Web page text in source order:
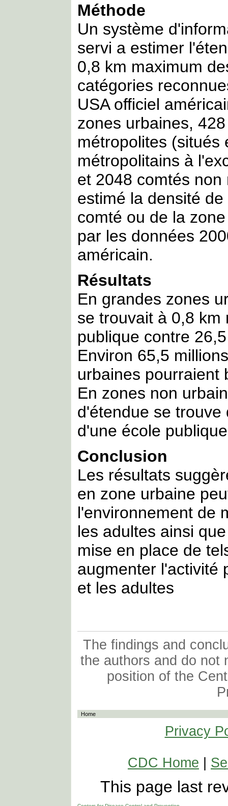
Méthode
Un système
servi a estimer
0,8 km maximum
catégories
USA officiel
zones urbaines,
métropolites (situés
métropolitains à
et 2048 comtés
estimé la densité
comté ou de la
par les données
américain.
Résultats
En grandes zones
se trouvait à 0,8 km
publique contre
Environ 65,5
urbaines pourraient
En zones non
d'étendue se
d'une école
Conclusion
Les résultats
en zone urbaine
l'environnement de
les adultes ainsi
mise en place de
augmenter l'activité
et les adultes
The findings and
the authors and do not
position of the
Home
Privacy
CDC Home
This page last